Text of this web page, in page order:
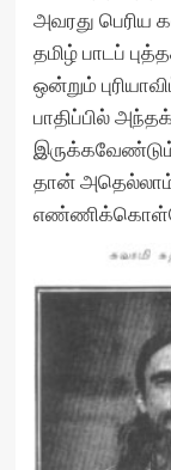
அவரது பெரிய
தமிழ் பாடப்
ஒன்றும்
பாதிப்பில்
தான் அதெல்லாம்